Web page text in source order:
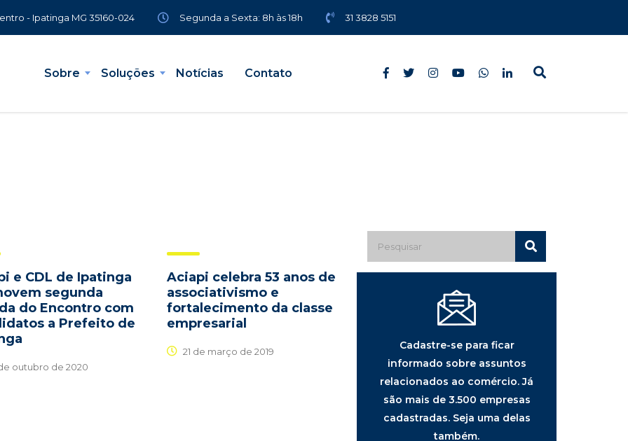
- Ipatinga MG 35160-024 Segunda a Sexta: 8h às 18h 31 3828 5151
Sobre Soluções Notícias Contato
e CDL de Ipatinga
segunda
do Encontro com
a Prefeito de
outubro de 2020
Aciapi celebra 53 anos de
associativismo e
fortalecimento da classe
empresarial
21 de março de 2019
Cadastre-se para ficar
informado sobre assuntos
relacionados ao comércio. Já
são mais de 3.500 empresas
cadastradas. Seja uma delas
também.